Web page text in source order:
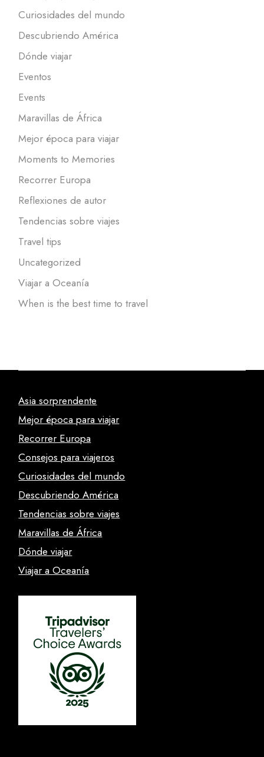
Curiosidades del mundo
Descubriendo América
Dónde viajar
Eventos
Events
Maravillas de África
Mejor época para viajar
Moments to Memories
Recorrer Europa
Reflexiones de autor
Tendencias sobre viajes
Travel tips
Uncategorized
Viajar a Oceanía
When is the best time to travel
Asia sorprendente
Mejor época para viajar
Recorrer Europa
Consejos para viajeros
Curiosidades del mundo
Descubriendo América
Tendencias sobre viajes
Maravillas de África
Dónde viajar
Viajar a Oceanía